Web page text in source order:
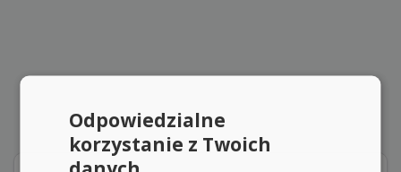
Odpowiedzialne
korzystanie z Twoich